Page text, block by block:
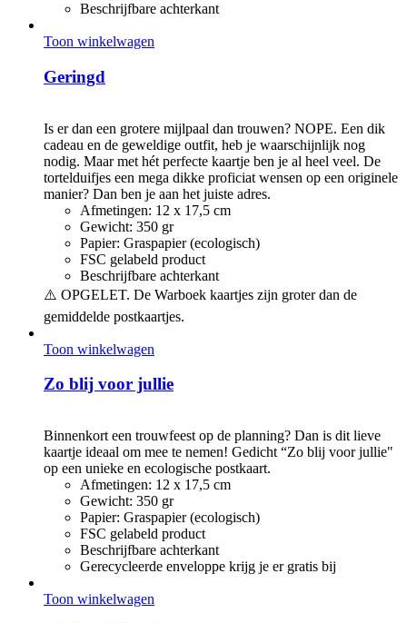
Beschrijfbare achterkant
Toon winkelwagen
Geringd
Is er dan een grotere mijlpaal dan trouwen? NOPE. Een dik
cadeau en de geweldige outfit, heb je waarschijnlijk nog
nodig. Maar met hét perfecte kaartje ben je al heel veel. De
tortelduifjes een mega dikke proficiat wensen op een originele
manier? Dan ben je aan het juiste adres.
Afmetingen: 12 x 17,5 cm
Gewicht: 350 gr
Papier: Graspapier (ecologisch)
FSC gelabeld product
Beschrijfbare achterkant
⚠️ OPGELET. De Warboek kaartjes zijn groter dan de
gemiddelde postkaartjes.
Toon winkelwagen
Zo blij voor jullie
Binnenkort een trouwfeest op de planning? Dan is dit lieve
kaartje ideaal om mee te nemen! Gedicht “Zo blij voor jullie"
op een unieke en ecologische postkaart.
Afmetingen: 12 x 17,5 cm
Gewicht: 350 gr
Papier: Graspapier (ecologisch)
FSC gelabeld product
Beschrijfbare achterkant
Gerecycleerde enveloppe krijg je er gratis bij
Toon winkelwagen